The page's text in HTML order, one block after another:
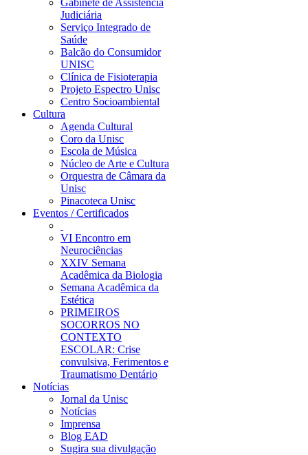
Gabinete de Assistência
Judiciária
Serviço Integrado de
Saúde
Balcão do Consumidor
UNISC
Clínica de Fisioterapia
Projeto Espectro Unisc
Centro Socioambiental
Cultura
Agenda Cultural
Coro da Unisc
Escola de Música
Núcleo de Arte e Cultura
Orquestra de Câmara da
Unisc
Pinacoteca Unisc
Eventos / Certificados
VI Encontro em
Neurociências
XXIV Semana
Acadêmica da Biologia
Semana Acadêmica da
Estética
PRIMEIROS
SOCORROS NO
CONTEXTO
ESCOLAR: Crise
convulsiva, Ferimentos e
Traumatismo Dentário
Notícias
Jornal da Unisc
Notícias
Imprensa
Blog EAD
Sugira sua divulgação